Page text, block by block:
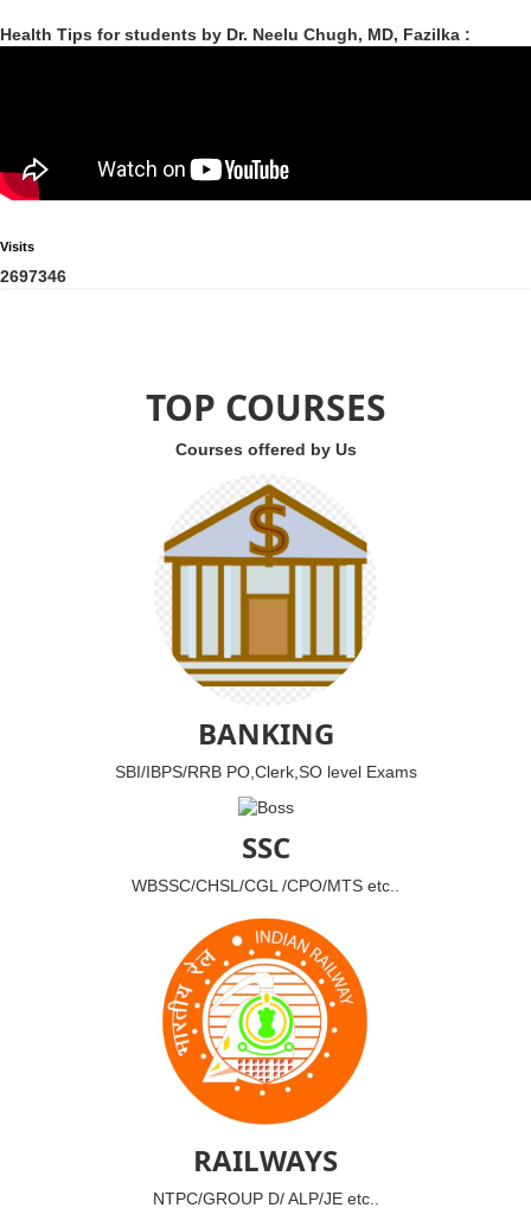
Health Tips for students by Dr. Neelu Chugh, MD, Fazilka :
Visits
2697346
TOP COURSES
Courses offered by Us
BANKING
SBI/IBPS/RRB PO,Clerk,SO level Exams
SSC
WBSSC/CHSL/CGL /CPO/MTS etc..
RAILWAYS
NTPC/GROUP D/ ALP/JE etc..